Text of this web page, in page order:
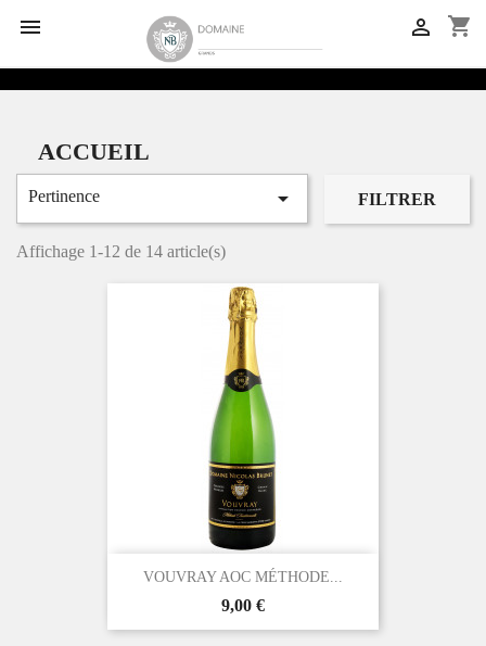
 shopping_cart

ACCUEIL
Pertinence  FILTRER
Affichage 1-12 de 14 article(s)
VOUVRAY AOC MÉTHODE...
Prix
9,00 €